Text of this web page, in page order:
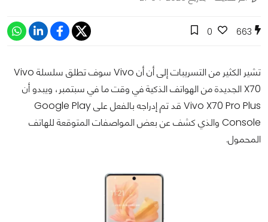
663
0
تشير الكثير من التسريبات إلى أن أن Vivo سوف تطلق سلسلة Vivo
X70 الجديدة من الهواتف الذكية في وقت ما في سبتمبر، ويبدو أن
Vivo X70 Pro Plus قد تم إدراجه بالفعل على Google Play
Console والذي كشف عن بعض المواصفات المتوقعة للهاتف
المحمول.